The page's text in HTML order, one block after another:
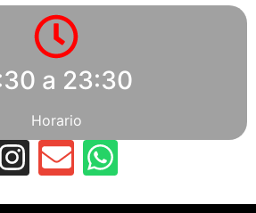
a 23:30
Horario